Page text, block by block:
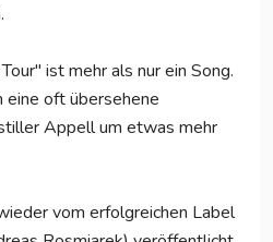
ist mehr als nur ein Song.
eine oft übersehene
Appell um etwas mehr
vom erfolgreichen Label